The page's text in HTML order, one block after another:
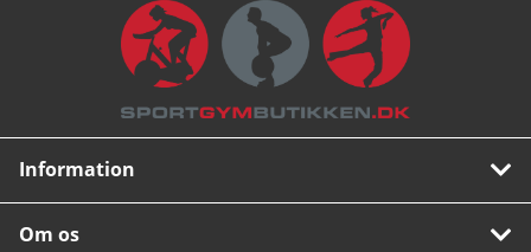
Information
Om os